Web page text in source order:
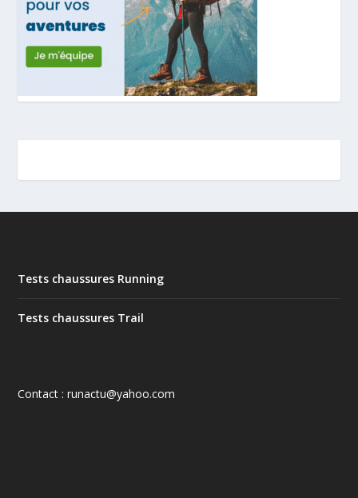
Tests chaussures Running
Tests chaussures Trail
Contact : runactu@yahoo.com